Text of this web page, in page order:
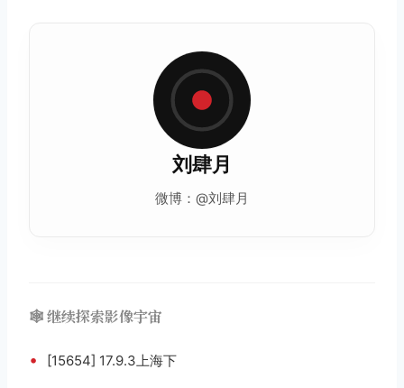
刘肆月
微博：@刘肆月
🕸️ 继续探索影像宇宙
• [15654] 17.9.3上海下